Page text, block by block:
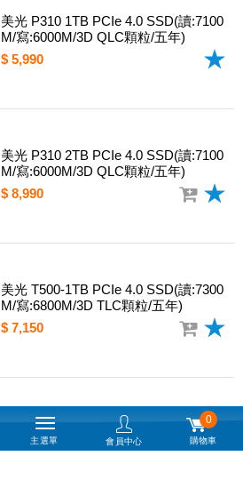
美光 P310 1TB PCIe 4.0 SSD(讀:7100
M/寫:6000M/3D QLC顆粒/五年)
$ 5,990
美光 P310 2TB PCIe 4.0 SSD(讀:7100
M/寫:6000M/3D QLC顆粒/五年)
$ 8,990
美光 T500-1TB PCIe 4.0 SSD(讀:7300
M/寫:6800M/3D TLC顆粒/五年)
$ 7,150
美光 T500-2TB PCIe 4.0 SSD(讀:7400
M/寫:7000M/3D TLC顆粒/五年)
主選單 會員中心
0
購物車